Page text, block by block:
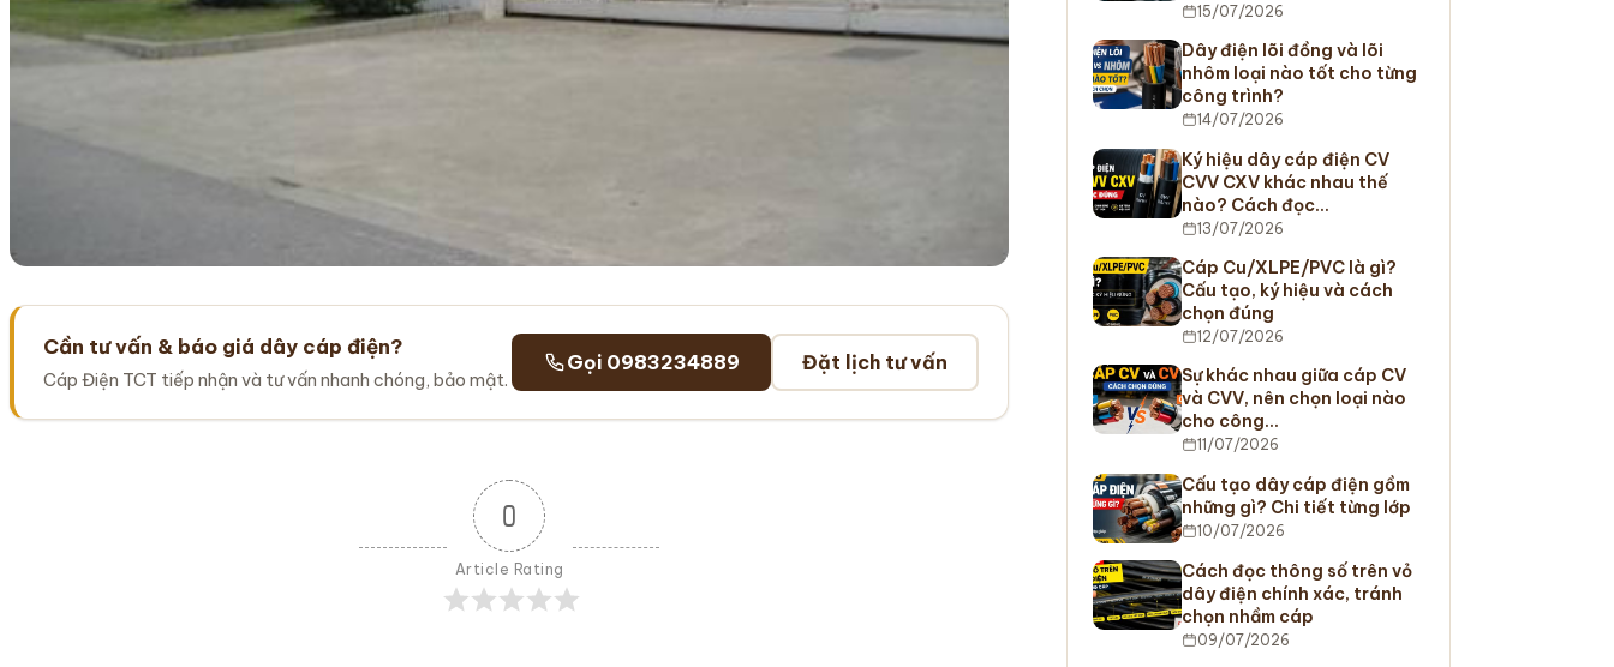
Cần tư vấn & báo giá dây cáp điện?
Cáp Điện TCT tiếp nhận và tư vấn nhanh chóng, bảo mật.
Gọi 0983234889 Đặt lịch tư vấn
0
Article Rating
15/07/2026
Dây điện lõi đồng và lõi
nhôm loại nào tốt cho từng
công trình?
14/07/2026
Ký hiệu dây cáp điện CV
CVV CXV khác nhau thế
nào? Cách đọc…
13/07/2026
Cáp Cu/XLPE/PVC là gì?
Cấu tạo, ký hiệu và cách
chọn đúng
12/07/2026
Sự khác nhau giữa cáp CV
và CVV, nên chọn loại nào
cho công…
11/07/2026
Cấu tạo dây cáp điện gồm
những gì? Chi tiết từng lớp
10/07/2026
Cách đọc thông số trên vỏ
dây điện chính xác, tránh
chọn nhầm cáp
09/07/2026